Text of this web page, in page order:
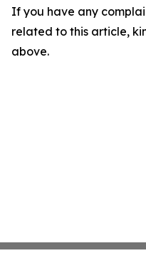
If you have any
related to this article,
above.